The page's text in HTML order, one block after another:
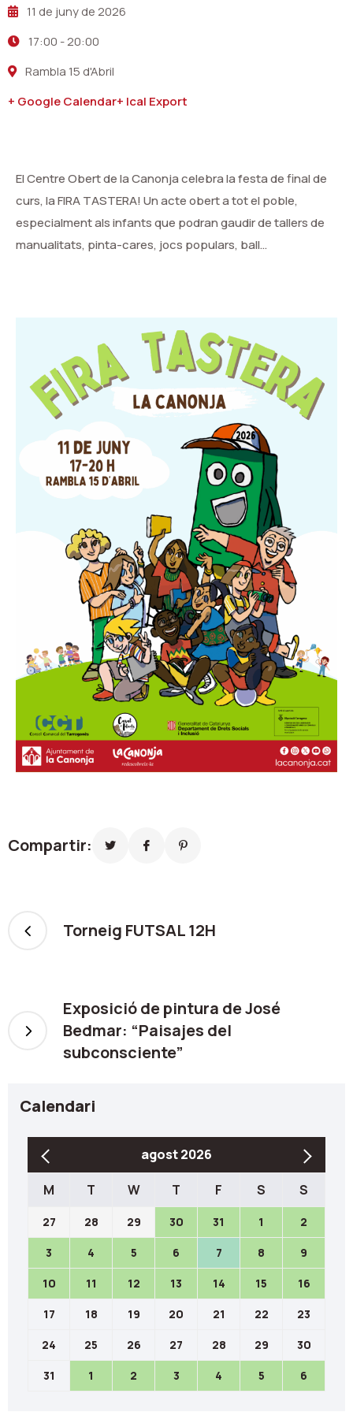
11 de juny de 2026
17:00 -20:00
Rambla 15 d'Abril
+ Google Calendar+ Ical Export
El Centre Obert de la Canonja celebra la festa de final de
curs, la FIRA TASTERA! Un acte obert a tot el poble,
especialment als infants que podran gaudir de tallers de
manualitats, pinta-cares, jocs populars, ball…
Compartir:
Torneig FUTSAL 12H
Exposició de pintura de José
Bedmar: “Paisajes del
subconsciente”
Calendari
agost 2026
M T W T F S S
27 28 29 30 31 1 2
3 4 5 6 7 8 9
10 11 12 13 14 15 16
17 18 19 20 21 22 23
24 25 26 27 28 29 30
31 1 2 3 4 5 6